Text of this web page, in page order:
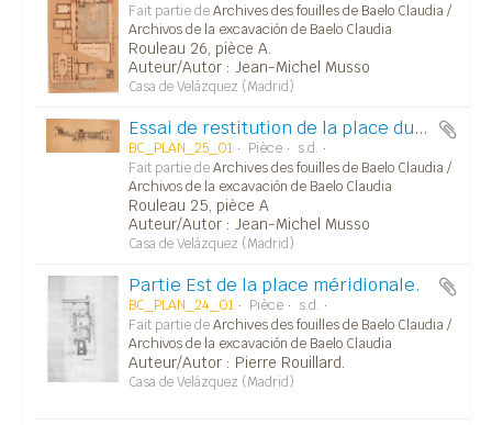
Fait partie deArchives des fouilles de Baelo Claudia /
Archivos de la excavación de Baelo Claudia
Rouleau 26, pièce A.
Auteur/Autor : Jean-Michel Musso
Casa de Velázquez (Madrid)
Essai de restitution de la place du forum, avec vue sur le macellum et les trois temples du capitole.
BC_PLAN_25_01 Pièce
s.d.
Fait partie deArchives des fouilles de Baelo Claudia /
Archivos de la excavación de Baelo Claudia
Rouleau 25, pièce A
Auteur/Autor : Jean-Michel Musso
Casa de Velázquez (Madrid)
Partie Est de la place méridionale.
BC_PLAN_24_01 Pièce
s.d.
Fait partie deArchives des fouilles de Baelo Claudia /
Archivos de la excavación de Baelo Claudia
Auteur/Autor : Pierre Rouillard.
Casa de Velázquez (Madrid)